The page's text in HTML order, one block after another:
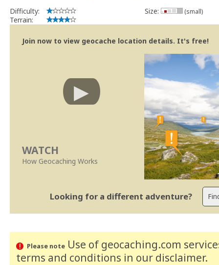
Difficulty:
Terrain:
Size: (small)
Join now to view geocache location details. It's free!
WATCH
How Geocaching Works
Looking for a different adventure?
Please noteUse of geocaching.com
terms and conditions in our disclaimer.